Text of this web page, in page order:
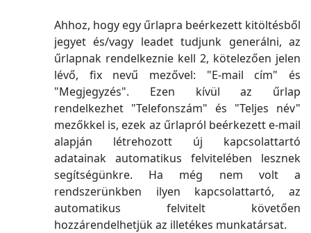
Ahhoz, hogy egy űrlapra beérkezett kitöltésből
jegyet és/vagy leadet tudjunk generálni, az
űrlapnak rendelkeznie kell 2, kötelezően jelen
lévő, fix nevű mezővel: "E-mail cím" és
"Megjegyzés". Ezen kívül az űrlap
rendelkezhet "Telefonszám" és "Teljes név"
mezőkkel is, ezek az űrlapról beérkezett e-mail
alapján létrehozott új kapcsolattartó
adatainak automatikus felvitelében lesznek
segítségünkre. Ha még nem volt a
rendszerünkben ilyen kapcsolattartó, az
automatikus felvitelt követően
hozzárendelhetjük az illetékes munkatársat.